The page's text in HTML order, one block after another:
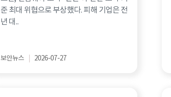
준 최대 위협으로 부상했다. 피해 기업은 전
년 대..
보안뉴스 2026-07-27